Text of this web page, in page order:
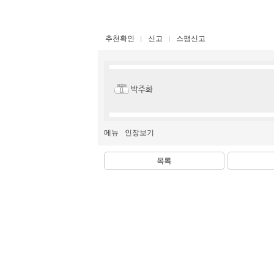
추천확인 신고 스팸신고
박주화
메뉴 인장보기
목록